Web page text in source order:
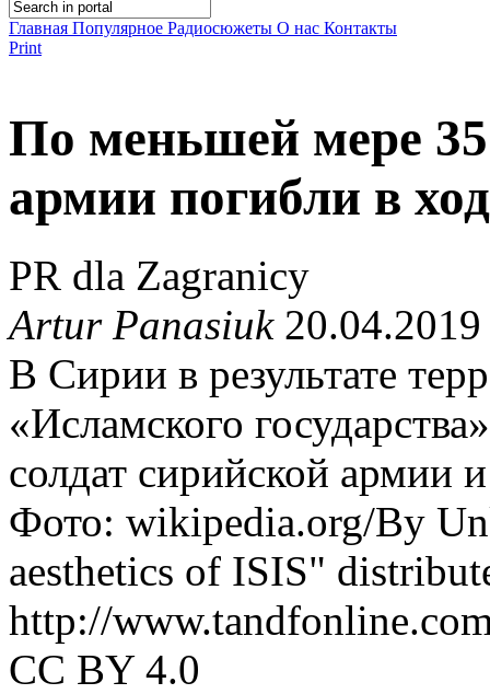
Главная Популярное Радиосюжеты О нас Контакты
Print
По меньшей мере
армии погибли в
PR dla Zagranicy
Artur Panasiuk20.04.2019
В Сирии в результате
«Исламского
солдат сирийской армии
Фото: wikipedia.org/By
aesthetics of ISIS"
http://
CC BY 4.0